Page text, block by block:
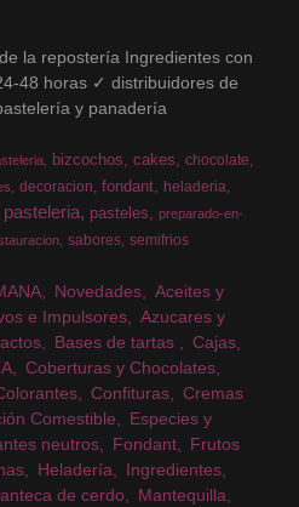
la repostería Ingredientes con
48 horas ✓ distribuidores de
y panadería
bizcochos cakes chocolate
decoracion fondant
heladeria
pasteleria pasteles
preparado-en-
sabores semifrios
Novedades
Aceites y
e Impulsores
Azucares y
Bases de tartas
Cajas
Coberturas y Chocolates
Confituras
Cremas
Comestible
Especies y
neutros Fondant
Frutos
Heladería
Ingredientes
de cerdo
Mantequilla